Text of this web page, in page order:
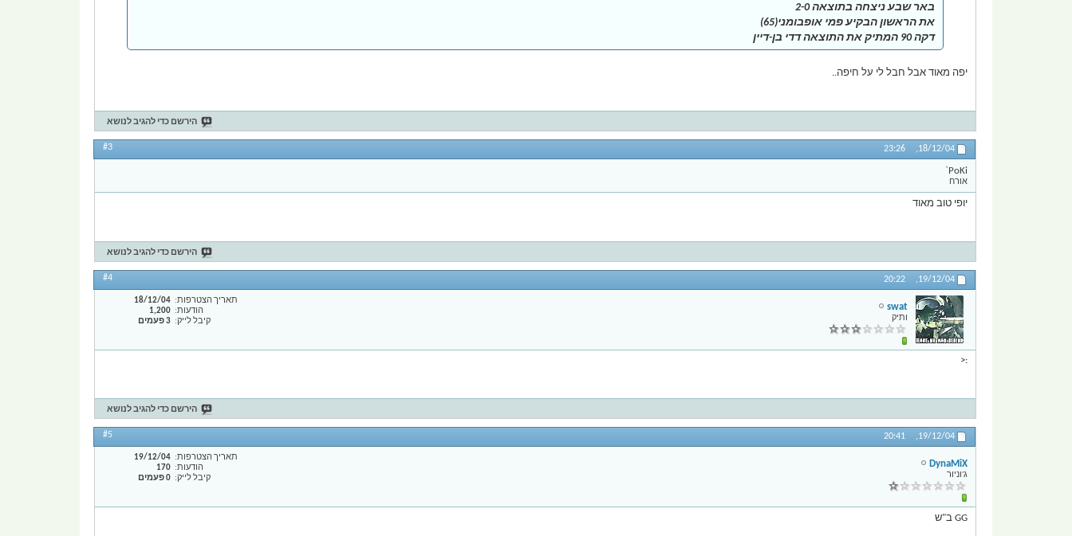
באר שבע ניצחה בתוצאה 2-0
את הראשון הבקיע פמי אופבומני(65)
דקה 90 המתיק את התוצאה דדי בן-דיין
יפה מאוד אבל חבל לי על חיפה..
הירשם כדי להגיב לנושא
18/12/04,
23:26
#3
PoKi`
אורח
יופי טוב מאוד
הירשם כדי להגיב לנושא
19/12/04,
20:22
#4
swat
ותיק
תאריך הצטרפות
18/12/04
הודעות
1,200
קיבל לייק
3 פעמים
:<
הירשם כדי להגיב לנושא
19/12/04,
20:41
#5
DynaMiX
ג'וניור
תאריך הצטרפות
19/12/04
הודעות
170
קיבל לייק
0 פעמים
GG ב"ש